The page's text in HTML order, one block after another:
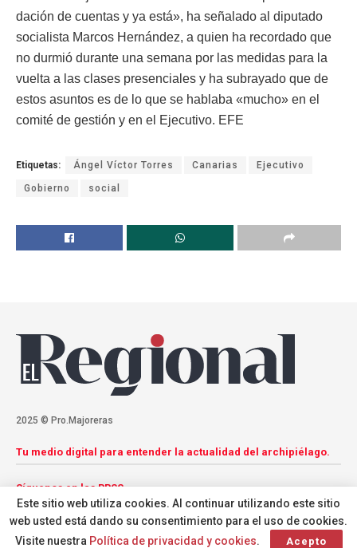
dación de cuentas y ya está», ha señalado al diputado
socialista Marcos Hernández, a quien ha recordado que
no durmió durante una semana por las medidas para la
vuelta a las clases presenciales y ha subrayado que de
estos asuntos es de lo que se hablaba «mucho» en el
comité de gestión y en el Ejecutivo. EFE
Etiquetas: Ángel Víctor Torres Canarias Ejecutivo
Gobierno social
2025 © Pro.Majoreras
Tu medio digital para entender la actualidad del archipiélago.
Síguenos en las RRSS
Este sitio web utiliza cookies. Al continuar utilizando este sitio
web usted está dando su consentimiento para el uso de cookies.
Visite nuestra Política de privacidad y cookies. Acepto